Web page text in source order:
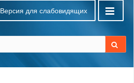
Версия для слабовидящих